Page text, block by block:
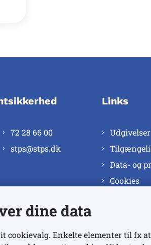
72 28 66 00
stps@stps.dk
Links
Udgivelser
Data- og
Cookies
dine data
cookievalg. Enkelte elementer til fx